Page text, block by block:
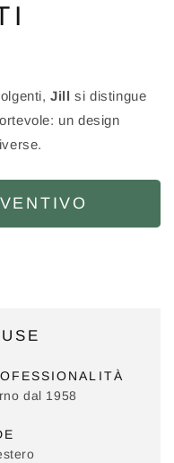
Jill si distingue
un design
dal 1958